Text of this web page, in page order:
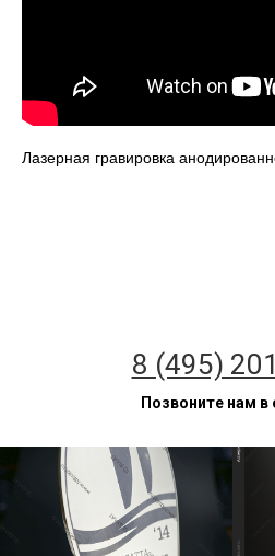
Лазерная гравировка
8 (495)
Позвоните нам в